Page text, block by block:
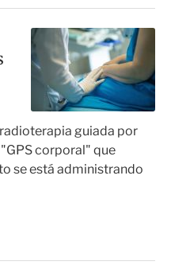
guiada por
corporal" que
se está administrando